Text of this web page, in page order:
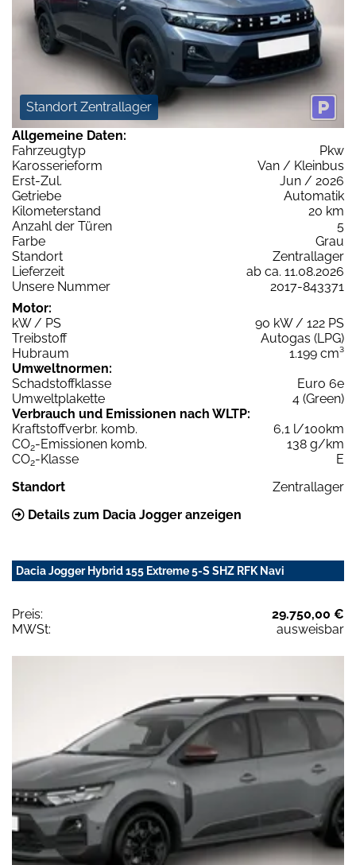
Standort Zentrallager
Allgemeine Daten:
Fahrzeugtyp
Pkw
Karosserieform
Van / Kleinbus
Erst-Zul.
Jun / 2026
Getriebe
Automatik
Kilometerstand
20 km
Anzahl der Türen
5
Farbe
Grau
Standort
Zentrallager
Lieferzeit
ab ca. 11.08.2026
Unsere Nummer
2017-843371
Motor:
kW / PS
90 kW / 122 PS
Treibstoff
Autogas (LPG)
Hubraum
1.199 cm³
Umweltnormen:
Schadstoffklasse
Euro 6e
Umweltplakette
4 (Green)
Verbrauch und Emissionen nach WLTP:
Kraftstoffverbr. komb.
6,1 l/100km
CO2-Emissionen komb.
138 g/km
CO2-Klasse
E
Standort
Zentrallager
Details zum Dacia Jogger anzeigen
Dacia Jogger Hybrid 155 Extreme 5-S SHZ RFK Navi
Preis:
29.750,00 €
MWSt:
ausweisbar